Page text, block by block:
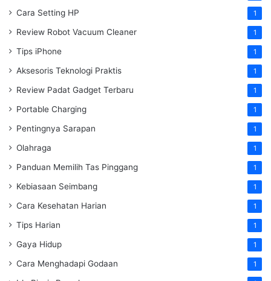
Cara Setting HP 1
Review Robot Vacuum Cleaner 1
Tips iPhone 1
Aksesoris Teknologi Praktis 1
Review Padat Gadget Terbaru 1
Portable Charging 1
Pentingnya Sarapan 1
Olahraga 1
Panduan Memilih Tas Pinggang 1
Kebiasaan Seimbang 1
Cara Kesehatan Harian 1
Tips Harian 1
Gaya Hidup 1
Cara Menghadapi Godaan 1